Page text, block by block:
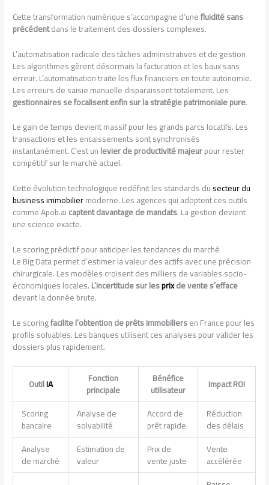
Cette transformation numérique s’accompagne d’unefluidité sans
précédentdans le traitement des dossiers complexes.
L’automatisation radicale des tâches administratives et de gestion
Les algorithmes gèrent désormais la facturation et les baux sans
erreur. L’automatisation traite les flux financiers en toute autonomie.
Les erreurs de saisie manuelle disparaissent totalement. Les
gestionnaires se focalisent enfin sur la stratégie patrimoniale pure.
Le gain de temps devient massif pour les grands parcs locatifs. Les
transactions et les encaissements sont synchronisés
instantanément. C’est unlevier de productivité majeurpour rester
compétitif sur le marché actuel.
Cette évolution technologique redéfinit les standards dusecteur du
business immobiliermoderne. Les agences qui adoptent ces outils
comme Apob.aicaptent davantage de mandats. La gestion devient
une science exacte.
Le scoring prédictif pour anticiper les tendances du marché
Le Big Data permet d’estimer la valeur des actifs avec une précision
chirurgicale. Les modèles croisent des milliers de variables socio-
économiques locales.L’incertitude sur lesprixde vente s’efface
devant la donnée brute.
Le scoringfacilite l’obtention de prêts immobiliersen France pour les
profils solvables. Les banques utilisent ces analyses pour valider les
dossiers plus rapidement.
OutilIA Fonction
principale
Bénéfice
utilisateur
Impact ROI
Scoring
bancaire
Analyse de
solvabilité
Accord de
prêt rapide
Réduction
des délais
Analyse
de marché
Estimation de
valeur
Prix de
vente juste
Vente
accélérée